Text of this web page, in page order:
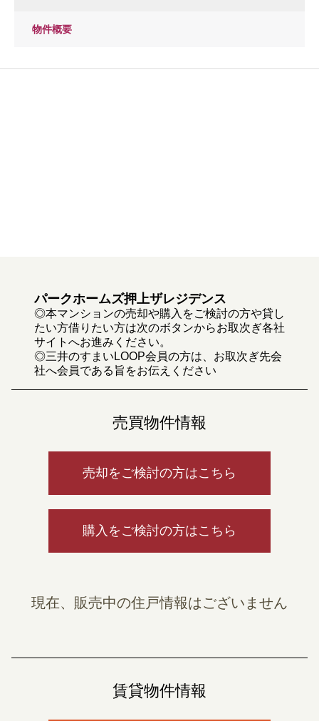
物件概要
パークホームズ押上ザレジデンス
◎本マンションの売却や購入をご検討の方や貸し
たい方借りたい方は次のボタンからお取次ぎ各社
サイトへお進みください。
◎三井のすまいLOOP会員の方は、お取次ぎ先会
社へ会員である旨をお伝えください
売買物件情報
売却をご検討の方はこちら
購入をご検討の方はこちら
現在、販売中の住戸情報はございません
賃貸物件情報